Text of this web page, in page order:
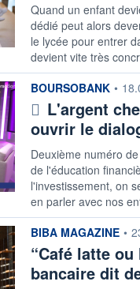
Quand un enfant
dédié peut alors
le lycée pour entrer
devient vite très
information fournie
BOURSOBANK •
L'argent
ouvrir le
Deuxième numéro
de l'éducation
l'investissement, on
en parler avec nos
information fournie
BIBA MAGAZINE •
“Café latte
bancaire dit